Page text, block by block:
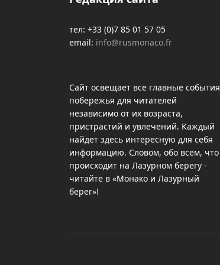
тел: +33 (0)7 85 01 57 05
email: info@rusmonaco.fr
Сайт освещает все главные события
побережья для читателей
независимо от их возраста,
пристрастий и увлечений. Каждый
найдет здесь интересную для себя
информацию. Словом, обо всем, что
происходит на Лазурном берегу -
читайте в «Монако и Лазурный
берег»!